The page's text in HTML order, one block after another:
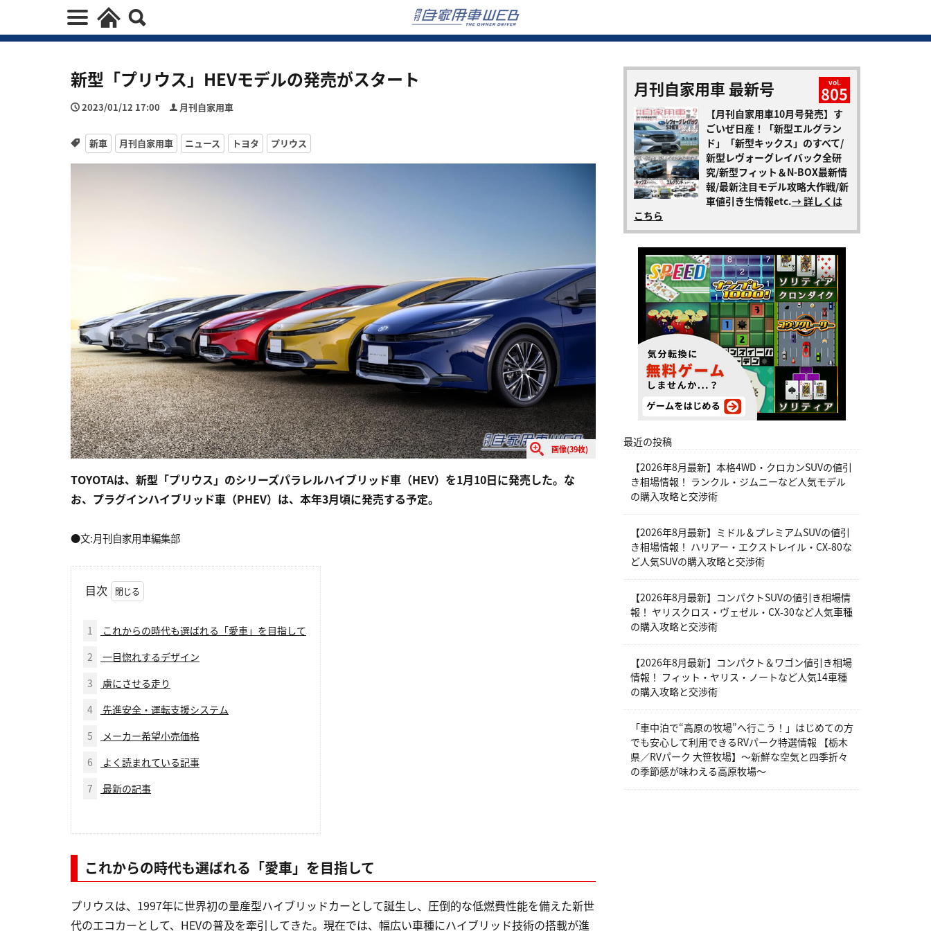
新型「プリウス」HEVモデルの発売がスタート
2023/01/12 17:00 月刊自家用車
新車 月刊自家用車 ニュース トヨタ プリウス
画像(39枚)
TOYOTAは、新型「プリウス」のシリーズパラレルハイブリッド車（HEV）を1月10日に発売した。な
お、プラグインハイブリッド車（PHEV）は、本年3月頃に発売する予定。
●文:月刊自家用車編集部
目次
1
これからの時代も選ばれる「愛車」を目指して
2
一目惚れするデザイン
3
虜にさせる走り
4
先進安全・運転支援システム
5
メーカー希望小売価格
6
よく読まれている記事
7
最新の記事
これからの時代も選ばれる「愛車」を目指して
プリウスは、1997年に世界初の量産型ハイブリッドカーとして誕生し、圧倒的な低燃費性能を備えた新世
代のエコカーとして、HEVの普及を牽引してきた。現在では、幅広い車種にハイブリッド技術の搭載が進
月刊自家用車 最新号 vol.
805
【月刊自家用車10月号発売】す
ごいぜ日産！「新型エルグラン
ド」「新型キックス」のすべて/
新型レヴォーグレイバック全研
究/新型フィット＆N-BOX最新情
報/最新注目モデル攻略大作戦/新
車値引き生情報etc.→ 詳しくは
こちら
最近の投稿
【2026年8月最新】本格4WD・クロカンSUVの値引
き相場情報！ ランクル・ジムニーなど人気モデル
の購入攻略と交渉術
【2026年8月最新】ミドル＆プレミアムSUVの値引
き相場情報！ ハリアー・エクストレイル・CX-80な
ど人気SUVの購入攻略と交渉術
【2026年8月最新】コンパクトSUVの値引き相場情
報！ ヤリスクロス・ヴェゼル・CX-30など人気車種
の購入攻略と交渉術
【2026年8月最新】コンパクト＆ワゴン値引き相場
情報！ フィット・ヤリス・ノートなど人気14車種
の購入攻略と交渉術
「車中泊で“高原の牧場”へ行こう！」はじめての方
でも安心して利用できるRVパーク特選情報 【栃木
県／RVパーク 大笹牧場】～新鮮な空気と四季折々
の季節感が味わえる高原牧場～